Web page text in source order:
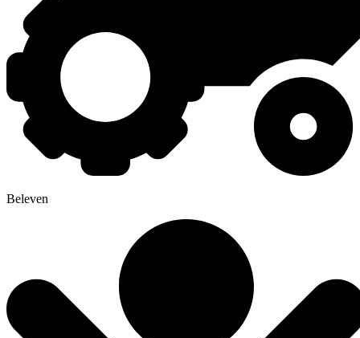
Beleven